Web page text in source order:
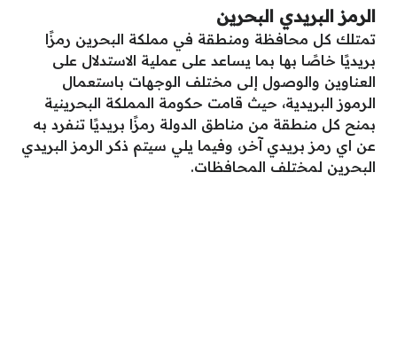
الرمز البريدي البحرين
تمتلك كل محافظة ومنطقة في مملكة البحرين رمزًا
بريديًا خاصًا بها بما يساعد على عملية الاستدلال على
العناوين والوصول إلى مختلف الوجهات باستعمال
الرموز البريدية، حيث قامت حكومة المملكة البحرينية
بمنح كل منطقة من مناطق الدولة رمزًا بريديًا تنفرد به
عن اي رمز بريدي آخر، وفيما يلي سيتم ذكر الرمز البريدي
البحرين لمختلف المحافظات.